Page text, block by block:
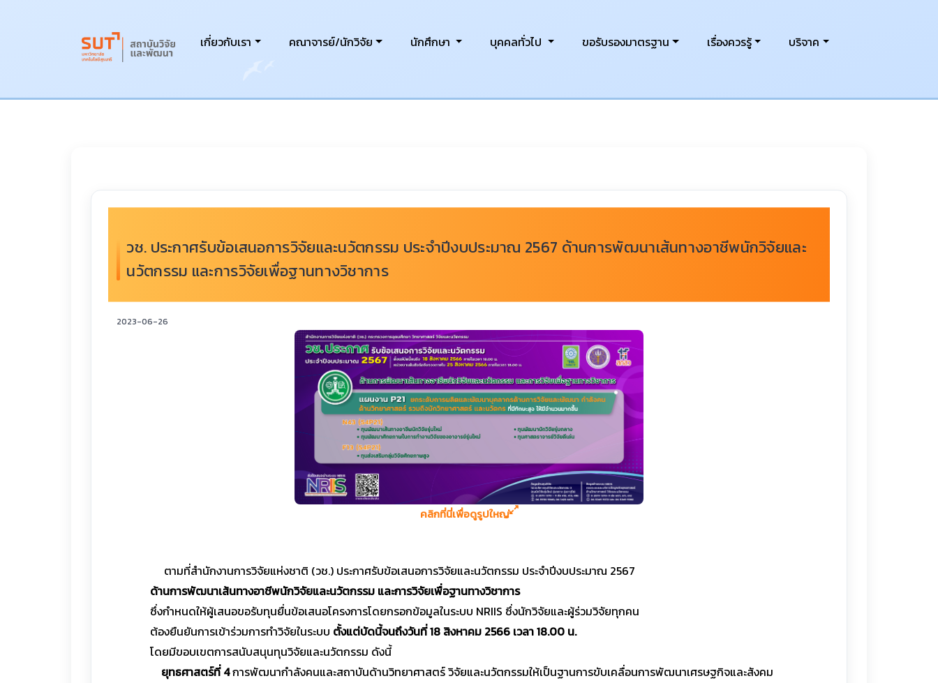
เกี่ยวกับเรา คณาจารย์/นักวิจัย นักศึกษา บุคคลทั่วไป ขอรับรองมาตรฐาน เรื่องควรรู้ บริจาค
วช. ประกาศรับข้อเสนอการวิจัยและนวัตกรรม ประจำปีงบประมาณ 2567 ด้านการพัฒนาเส้นทางอาชีพนักวิจัยและ
นวัตกรรม และการวิจัยเพื่อฐานทางวิชาการ
2023-06-26
คลิกที่นี่เพื่อดูรูปใหญ่
ตามที่สำนักงานการวิจัยแห่งชาติ (วช.) ประกาศรับข้อเสนอการวิจัยและนวัตกรรม ประจำปีงบประมาณ 2567
ด้านการพัฒนาเส้นทางอาชีพนักวิจัยและนวัตกรรม และการวิจัยเพื่อฐานทางวิชาการ
ซึ่งกำหนดให้ผู้เสนอขอรับทุนยื่นข้อเสนอโครงการโดยกรอกข้อมูลในระบบ NRIIS ซึ่งนักวิจัยและผู้ร่วมวิจัยทุกคน
ต้องยืนยันการเข้าร่วมการทำวิจัยในระบบ ตั้งแต่บัดนี้จนถึงวันที่ 18 สิงหาคม 2566 เวลา 18.00 น.
โดยมีขอบเขตการสนับสนุนทุนวิจัยและนวัตกรรม ดังนี้
ยุทธศาสตร์ที่ 4การพัฒนากำลังคนและสถาบันด้านวิทยาศาสตร์ วิจัยและนวัตกรรมให้เป็นฐานการขับเคลื่อนการพัฒนาเศรษฐกิจและสังคม